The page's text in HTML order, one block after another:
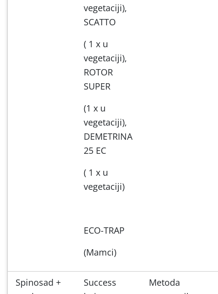
vegetaciji),
SCATTO
( 1 x u
vegetaciji),
ROTOR
SUPER
(1 x u
vegetaciji),
DEMETRINA
25 EC
( 1 x u
vegetaciji)
ECO-TRAP
(Mamci)
Spinosad +
Success
Metoda